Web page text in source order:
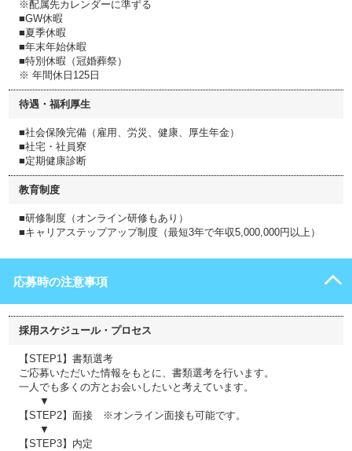
※配属先カレンダーに準ずる
■GW休暇
■夏季休暇
■年末年始休暇
■特別休暇（冠婚葬祭）
※ 年間休日125日
待遇・福利厚生
■社会保険完備（雇用、労災、健康、厚生年金）
■社宅・社員寮
■定期健康診断
教育制度
■研修制度（オンライン研修もあり）
■キャリアステップアップ制度（最短3年で年収5,000,000円以上）
応募時の注意事項
採用スケジュール・プロセス
【STEP1】書類選考
ご応募いただいた情報をもとに、書類選考を行います。
一人でも多くの方とお会いしたいと考えています。
▼
【STEP2】面接 ※オンライン面接も可能です。
▼
【STEP3】内定